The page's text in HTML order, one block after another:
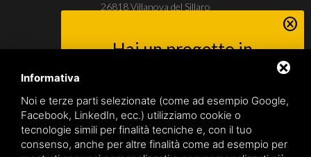
26818 Villanova del Sillaro
Capitale sociale aziendale € 10.200,00
REA: LO-1451913
cancel
Hai un progetto in
di darti una mano.
Informativa
Noi e terze parti selezionate (come ad esempio Google,
Facebook, LinkedIn, ecc.) utilizziamo cookie o
tecnologie simili per finalità tecniche e, con il tuo
consenso, anche per altre finalità come ad esempio per